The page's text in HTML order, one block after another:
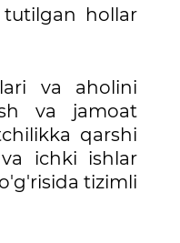
hollar
va aholini
va jamoat
qarshi
ichki ishlar
tizimli